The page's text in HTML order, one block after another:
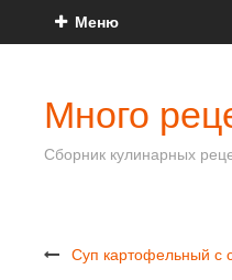
Меню
Много
Сборник кулинарных
Суп картофельный с